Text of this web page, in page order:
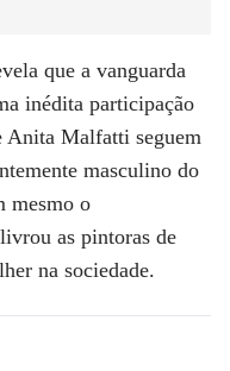
que a vanguarda
inédita participação
Anita Malfatti seguem
masculino do
mesmo o
as pintoras de
na sociedade.